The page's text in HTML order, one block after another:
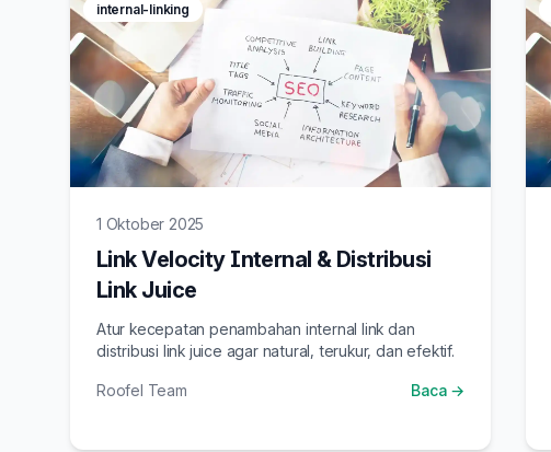
internal-linking
1 Oktober 2025
Link Velocity Internal & Distribusi
Link Juice
Atur kecepatan penambahan internal link dan
distribusi link juice agar natural, terukur, dan efektif.
Roofel Team Baca →